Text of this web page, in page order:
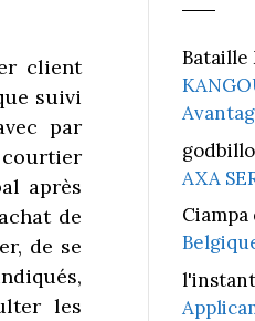
client
suivi
par
courtier
après
de
de se
les
Bataille
AXA
Ciampa